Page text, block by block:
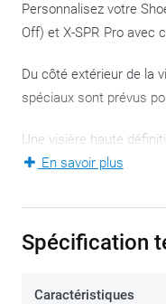
Personnalisez votre
Off) et X-SPR Pro avec
Du côté extérieur de la
spéciaux sont prévus
Une visière haute
ce que vous regardez,
conditions
intense, par ciel
haute définition est
En savoir plus
Spécification
Caractéristiques